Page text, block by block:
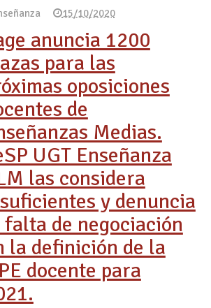
15/10/2020
anuncia 1200
para las
oposiciones
de
Medias.
UGT Enseñanza
las considera
y denuncia
falta de negociación
la definición de la
docente para